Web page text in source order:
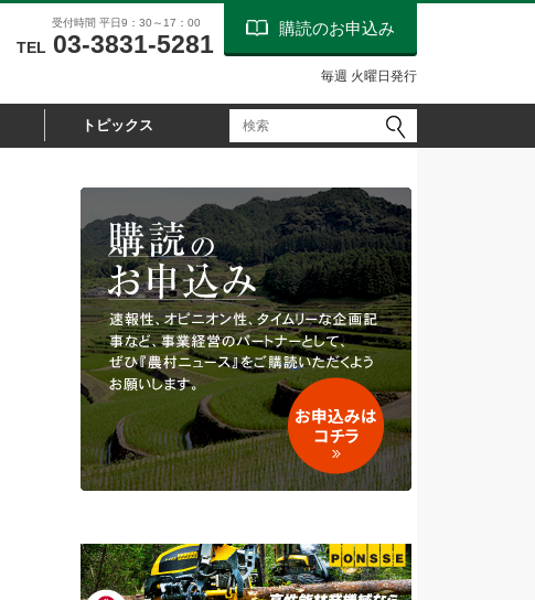
受付時間 平日9：30～17：00
TEL 03-3831-5281
購読のお申込み
毎週 火曜日発行
トピックス